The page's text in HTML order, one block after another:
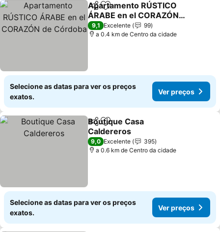
PartilharAdicionar aos favoritos
Apartamento RÚSTICO
ÁRABE en el CORAZÓN
de Córdoba
Ver preços
9,1 Excelente
99
a 0.4 km de Centro da cidade
Selecione as datas para ver os preços
exatos.
Ver preços
PartilharAdicionar aos favoritos
Boutique Casa
Caldereros
Ver preços
9,0 Excelente
395
a 0.6 km de Centro da cidade
Selecione as datas para ver os preços
exatos.
Ver preços